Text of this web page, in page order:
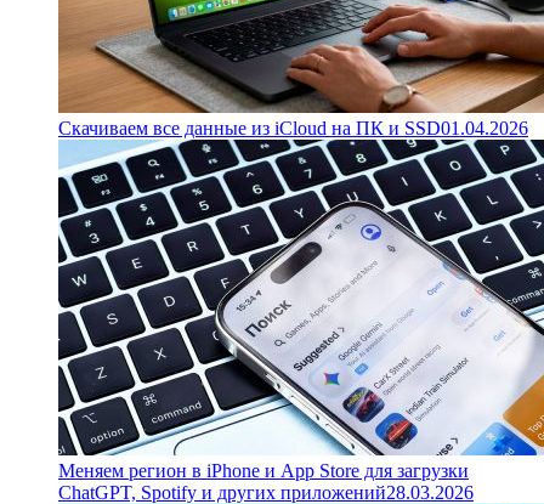
Скачиваем все данные из iCloud на ПК и SSD01.04.2026
Меняем регион в iPhone и App Store для загрузки
ChatGPT, Spotify и других приложений28.03.2026